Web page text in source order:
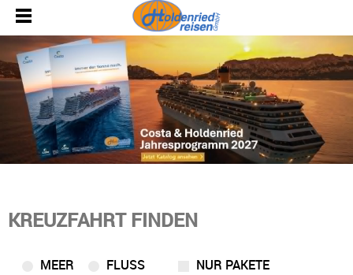
KREUZFAHRT FINDEN
MEER FLUSS NUR PAKETE